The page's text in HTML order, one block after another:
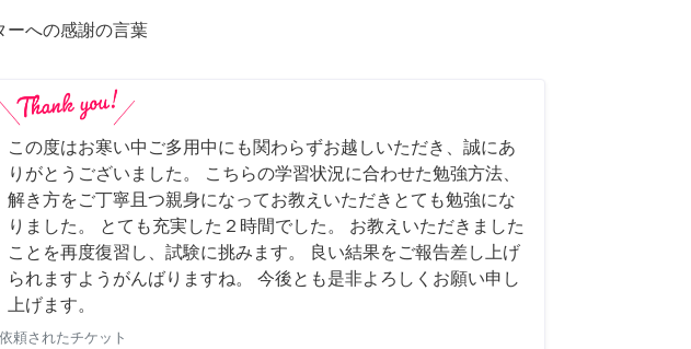
ーへの感謝の言葉
この度はお寒い中ご多用中にも関わらずお越しいただき、誠にあ
りがとうございました。 こちらの学習状況に合わせた勉強方法、
解き方をご丁寧且つ親身になってお教えいただきとても勉強にな
りました。 とても充実した２時間でした。 お教えいただきました
ことを再度復習し、試験に挑みます。 良い結果をご報告差し上げ
られますようがんばりますね。 今後とも是非よろしくお願い申し
上げます。
依頼されたチケット